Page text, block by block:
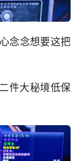
念念想要这把
件大秘境低保